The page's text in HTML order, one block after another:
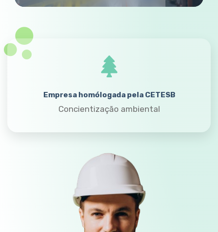
Empresa homólogada pela CETESB
Concientização ambiental